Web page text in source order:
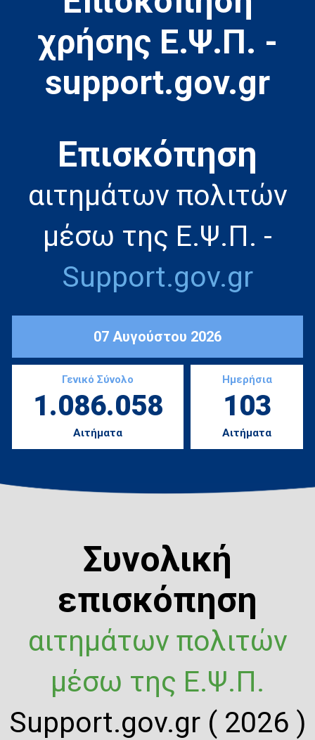
χρήσης Ε.Ψ.Π. -
support.gov.gr
Eπισκόπηση
αιτημάτων πολιτών
μέσω της Ε.Ψ.Π. -
Support.gov.gr
07 Αυγούστου 2026
Γενικό Σύνολο
1.086.058
Αιτήματα
Ημερήσια
103
Αιτήματα
Συνολική
επισκόπηση
αιτημάτων πολιτών
μέσω της Ε.Ψ.Π.
Support.gov.gr ( 2026 )